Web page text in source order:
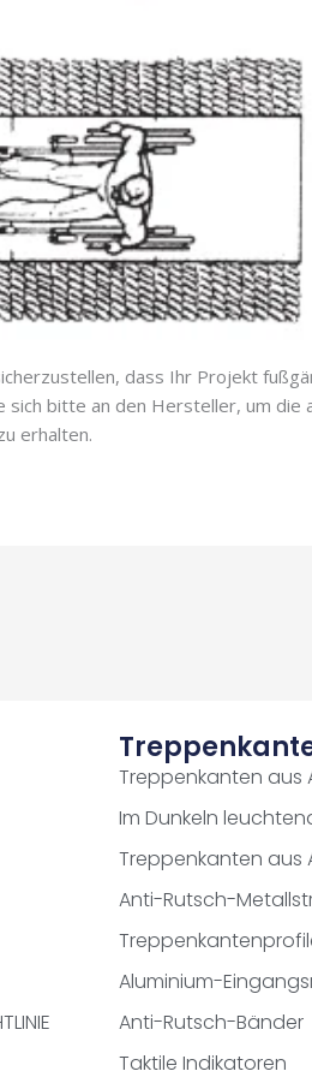
dass Ihr Projekt
sich bitte an den Hersteller, um
erhalten.
Treppenkanten aus
Im Dunkeln
Treppenkanten aus
Anti-Rutsch-
Aluminium-
Anti-Rutsch-Bänder
Taktile Indikatoren